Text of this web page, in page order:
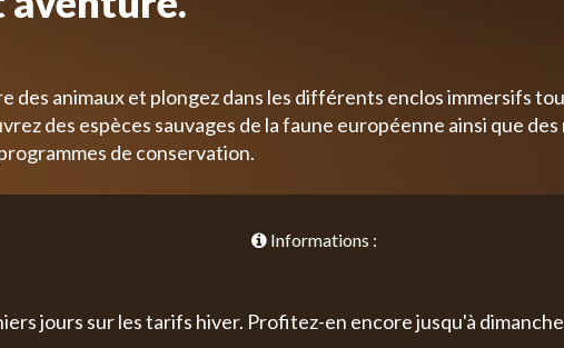
des animaux et plongez dans les différents enclos immersifs
des espèces sauvages de la faune européenne ainsi que
de conservation.
Informations :
jours sur les tarifs hiver. Profitez-en encore jusqu'à